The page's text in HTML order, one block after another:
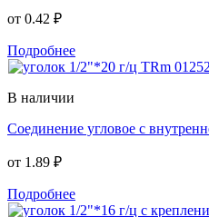
от 0.42 ₽
Подробнее
В наличии
Соединение угловое с
от 1.89 ₽
Подробнее